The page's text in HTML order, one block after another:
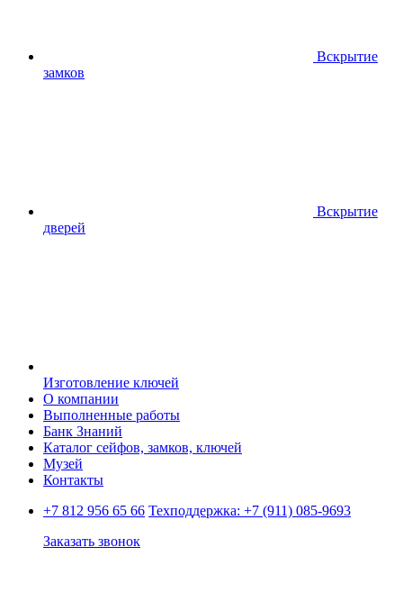
Вскрытие
замков
Вскрытие
дверей
Изготовление ключей
О компании
Выполненные работы
Банк Знаний
Каталог сейфов, замков, ключей
Музей
Контакты
+7 812 956 65 66 Техподдержка: +7 (911) 085-9693
Заказать звонок